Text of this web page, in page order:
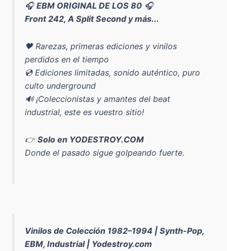
🎧EBM ORIGINAL DE LOS 80 🎧
Front 242, A Split Second y más...
🖤 Rarezas, primeras ediciones y vinilos
perdidos en el tiempo
💿 Ediciones limitadas, sonido auténtico, puro
culto underground
🔊 ¡Coleccionistas y amantes del beat
industrial, este es vuestro sitio!
👉Solo en YODESTROY.COM
Donde el pasado sigue golpeando fuerte.
Vinilos de Colección 1982–1994 | Synth-Pop,
EBM, Industrial | Yodestroy.com